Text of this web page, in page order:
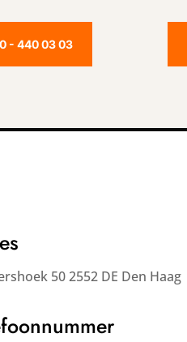
- 440 03 03
50 2552 DE Den Haag